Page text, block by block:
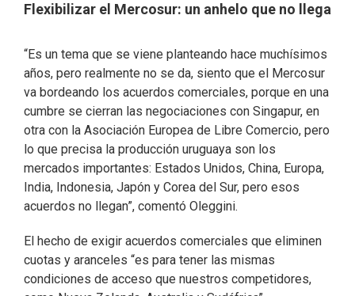
Flexibilizar el Mercosur: un anhelo que no llega
“Es un tema que se viene planteando hace muchísimos
años, pero realmente no se da, siento que el Mercosur
va bordeando los acuerdos comerciales, porque en una
cumbre se cierran las negociaciones con Singapur, en
otra con la Asociación Europea de Libre Comercio, pero
lo que precisa la producción uruguaya son los
mercados importantes: Estados Unidos, China, Europa,
India, Indonesia, Japón y Corea del Sur, pero esos
acuerdos no llegan”, comentó Oleggini.
El hecho de exigir acuerdos comerciales que eliminen
cuotas y aranceles “es para tener las mismas
condiciones de acceso que nuestros competidores,